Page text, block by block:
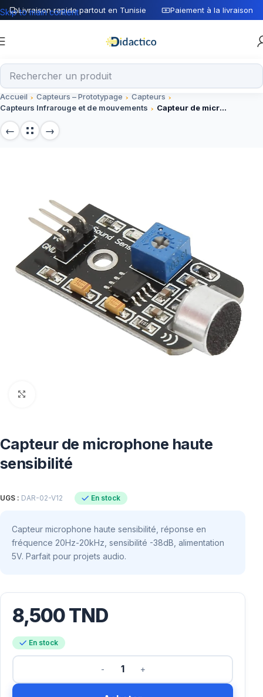
Livraison rapide partout en Tunisie Paiement à la livraison
Skip to main content
Accueil Capteurs – Prototypage
Capteurs
Capteurs Infrarouge et de mouvements
Capteur de microphone haute sensibilité
Capteur de microphone haute
sensibilité
UGS : DAR-02-V12 En stock
Capteur microphone haute sensibilité, réponse en
fréquence 20Hz-20kHz, sensibilité -38dB, alimentation
5V. Parfait pour projets audio.
8,500TND
En stock